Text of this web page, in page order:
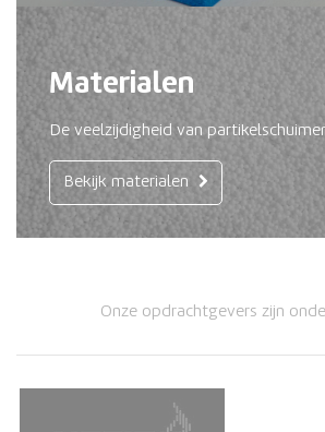
Materialen
De veelzijdigheid van
Bekijk materialen
Onze opdrachtgevers zijn